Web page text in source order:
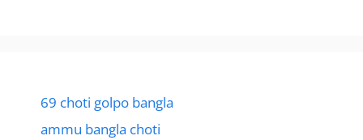
69 choti golpo bangla
ammu bangla choti